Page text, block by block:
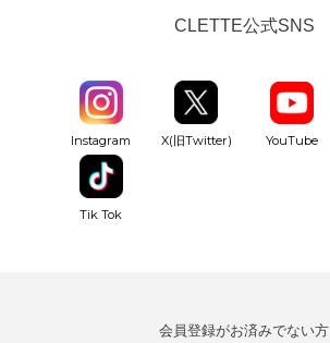
CLETTE公式SNS
Instagram X(旧Twitter) YouTube
Tik Tok
会員登録がお済みでない方